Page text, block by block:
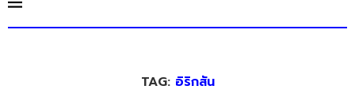
TAG: อิริกสัน